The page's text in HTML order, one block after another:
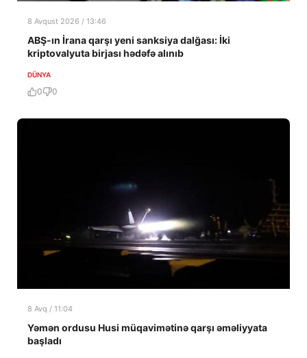
8 Avqust 2026 / 13:46
ABŞ-ın İrana qarşı yeni sanksiya dalğası: İki
kriptovalyuta birjası hədəfə alınıb
DÜNYA
0 0
8 Avq / 11:04
Yəmən ordusu Husi müqavimətinə qarşı əməliyyata
başladı